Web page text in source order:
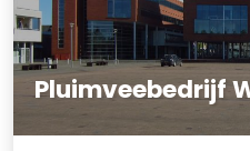
Pluimveebedrijf